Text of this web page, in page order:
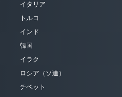
イタリア
トルコ
インド
韓国
イラク
ロシア（ソ連）
チベット